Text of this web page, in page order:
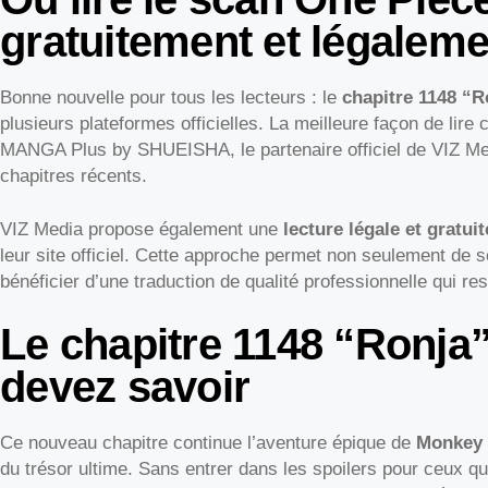
gratuitement et
Bonne nouvelle pour tous les lecteurs : le chapitre 1148
plusieurs plateformes officielles. La meilleure façon de lire
MANGA Plus by SHUEISHA, le partenaire officiel de VIZ
chapitres récents.
VIZ Media propose également une lecture légale et
leur site officiel. Cette approche permet non seulement de
bénéficier d’une traduction de qualité professionnelle qui
Le chapitre 1148
devez savoir
Ce nouveau chapitre continue l’aventure épique de
du trésor ultime. Sans entrer dans les spoilers pour ceux